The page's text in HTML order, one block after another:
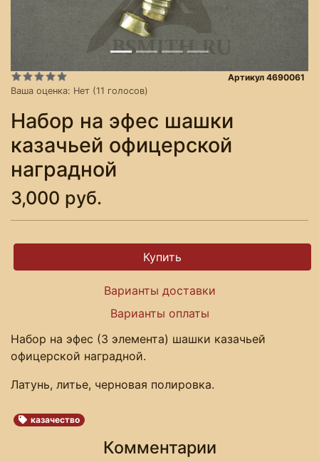
Ваша оценка: Нет (11 голосов)
Артикул 4690061
Набор на эфес шашки
казачьей офицерской
наградной
3,000 руб.
Варианты доставки
Варианты оплаты
Набор на эфес (3 элемента) шашки казачьей
офицерской наградной.
Латунь, литье, черновая полировка.
казачество
Комментарии